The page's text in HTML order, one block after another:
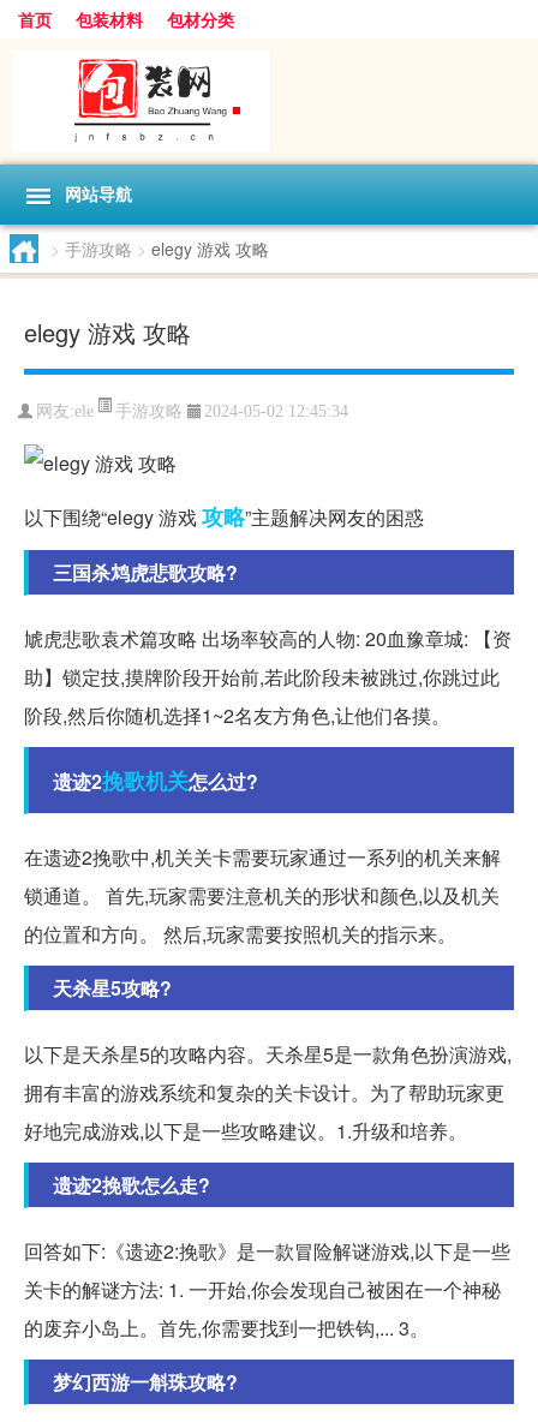
首页 包装材料 包材分类
网站导航
> 手游攻略 > elegy 游戏 攻略
elegy 游戏 攻略
网友:ele 手游攻略 2024-05-02 12:45:34
以下围绕“elegy 游戏攻略”主题解决网友的困惑
三国杀鸩虎悲歌攻略?
虓虎悲歌袁术篇攻略 出场率较高的人物: 20血豫章城: 【资
助】锁定技,摸牌阶段开始前,若此阶段未被跳过,你跳过此
阶段,然后你随机选择1~2名友方角色,让他们各摸。
遗迹2挽歌机关怎么过?
在遗迹2挽歌中,机关关卡需要玩家通过一系列的机关来解
锁通道。 首先,玩家需要注意机关的形状和颜色,以及机关
的位置和方向。 然后,玩家需要按照机关的指示来。
天杀星5攻略?
以下是天杀星5的攻略内容。天杀星5是一款角色扮演游戏,
拥有丰富的游戏系统和复杂的关卡设计。为了帮助玩家更
好地完成游戏,以下是一些攻略建议。1.升级和培养。
遗迹2挽歌怎么走?
回答如下:《遗迹2:挽歌》是一款冒险解谜游戏,以下是一些
关卡的解谜方法: 1. 一开始,你会发现自己被困在一个神秘
的废弃小岛上。首先,你需要找到一把铁钩,... 3。
梦幻西游一斛珠攻略?